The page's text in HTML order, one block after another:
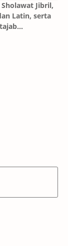
Jibril,
Latin, serta